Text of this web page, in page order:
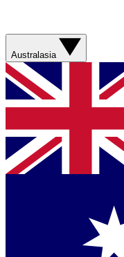
Australasia